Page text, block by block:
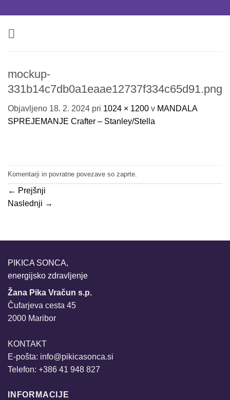
vsebino
mockup-
331b14c7db0a1eaae12737f334c65d91.png
Objavljeno 18. 2. 2024 pri 1024 × 1200 v MANDALA
SPREJEMANJE Crafter – Stanley/Stella
Komentarji in povratne povezave so zaprte.
← Prejšnji
Naslednji →
PIKICA SONCA,
energijsko zdravljenje
Žana Pika Vračun s.p.
Čufarjeva cesta 45
2000 Maribor
KONTAKT
E-pošta: info@pikicasonca.si
Telefon: +386 41 948 827
INFORMACIJE